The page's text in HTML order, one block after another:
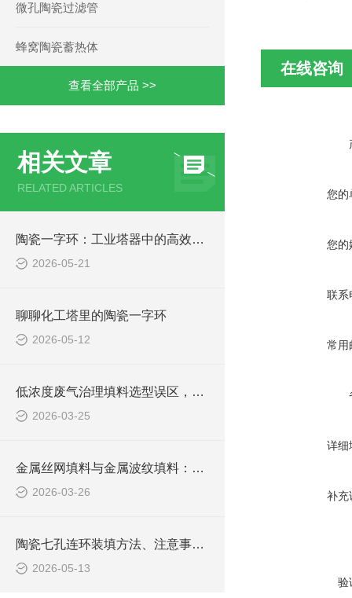
微孔陶瓷过滤管
蜂窝陶瓷蓄热体
查看全部产品 >>
相关文章
RELATED ARTICLES
陶瓷一字环：工业塔器中的高效结构化填料
2026-05-21
聊聊化工塔里的陶瓷一字环
2026-05-12
低浓度废气治理填料选型误区，中小环保项目如何兼顾效果与成本
2026-03-25
金属丝网填料与金属波纹填料：核心区别与应用选择
2026-03-26
陶瓷七孔连环装填方法、注意事项及损耗控制
2026-05-13
在线咨询
您的
您的
联系
常用
详细
补充
验